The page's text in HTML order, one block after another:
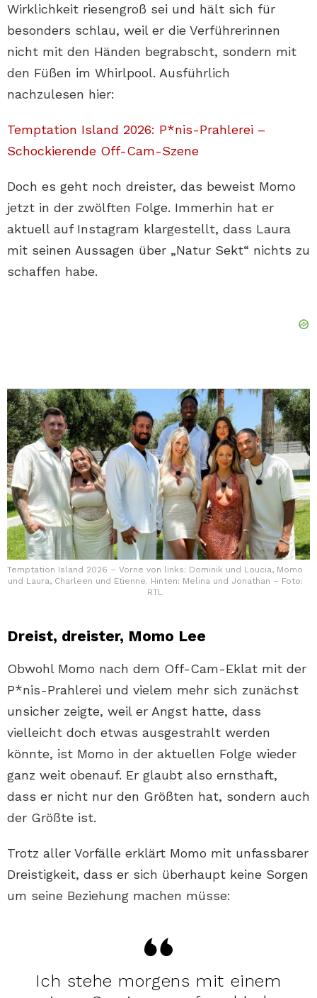
Wirklichkeit riesengroß sei und hält sich für
besonders schlau, weil er die Verführerinnen
nicht mit den Händen begrabscht, sondern mit
den Füßen im Whirlpool. Ausführlich
nachzulesen hier:
Temptation Island 2026: P*nis-Prahlerei –
Schockierende Off-Cam-Szene
Doch es geht noch dreister, das beweist Momo
jetzt in der zwölften Folge. Immerhin hat er
aktuell auf Instagram klargestellt, dass Laura
mit seinen Aussagen über „Natur Sekt“ nichts zu
schaffen habe.
Temptation Island 2026 – Vorne von links: Dominik und Loucia, Momo
und Laura, Charleen und Etienne. Hinten: Melina und Jonathan – Foto:
RTL
Dreist, dreister, Momo Lee
Obwohl Momo nach dem Off-Cam-Eklat mit der
P*nis-Prahlerei und vielem mehr sich zunächst
unsicher zeigte, weil er Angst hatte, dass
vielleicht doch etwas ausgestrahlt werden
könnte, ist Momo in der aktuellen Folge wieder
ganz weit obenauf. Er glaubt also ernsthaft,
dass er nicht nur den Größten hat, sondern auch
der Größte ist.
Trotz aller Vorfälle erklärt Momo mit unfassbarer
Dreistigkeit, dass er sich überhaupt keine Sorgen
um seine Beziehung machen müsse:
Ich stehe morgens mit einem